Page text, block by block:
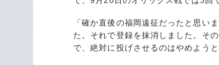
「確か直後の福岡遠征だったと思い
た。それで登録を抹消しました。そ
で、絶対に投げさせるのはやめよう